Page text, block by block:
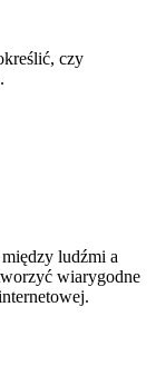
czy
ludźmi a
wiarygodne